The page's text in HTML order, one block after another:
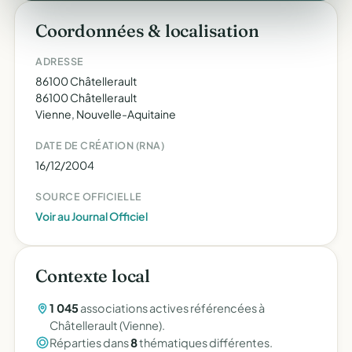
Coordonnées & localisation
ADRESSE
86100 Châtellerault
86100 Châtellerault
Vienne, Nouvelle-Aquitaine
DATE DE CRÉATION (RNA)
16/12/2004
SOURCE OFFICIELLE
Voir au Journal Officiel
Contexte local
1 045associations actives référencées à
Châtellerault (Vienne).
Réparties dans8thématiques différentes.